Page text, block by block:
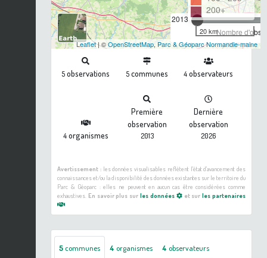
2013
Nombre
200+
20 km
Leaflet| ©OpenStreetMap, Parc & Géoparc Normandie-maine
5observations 5communes 4observateurs
4organismes
Première
observation
2013
Dernière
observation
2026
Avertissement :les données visualisables reflètent l'état d'avancement des
connaissances et/ou la disponibilité des données existantes sur le territoire du
Parc & Géoparc : elles ne peuvent en aucun cas être considérées comme
exhaustives. En savoir plus sur les données et surles partenaires
5communes 4 organismes 4 observateurs